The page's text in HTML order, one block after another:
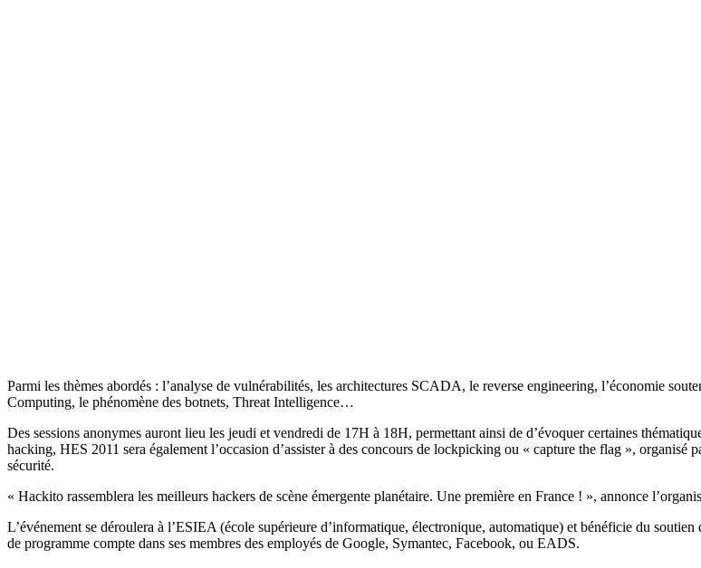
Parmi les thèmes abordés : l’analyse de vulnérabilités, les architectures SCADA, le reverse engineering, l’économie
Computing, le phénomène des botnets, Threat Intelligence…
Des sessions anonymes auront lieu les jeudi et vendredi de 17H à 18H, permettant ainsi de d’évoquer certaines
hacking, HES 2011 sera également l’occasion d’assister à des concours de lockpicking ou « capture the flag »,
sécurité.
« Hackito rassemblera les meilleurs hackers de scène émergente planétaire. Une première en France ! », annonce
L’événement se déroulera à l’ESIEA (école supérieure d’informatique, électronique, automatique) et bénéficie du
de programme compte dans ses membres des employés de Google, Symantec, Facebook, ou EADS.